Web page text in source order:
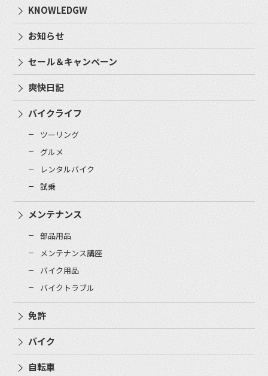
KNOWLEDGW
お知らせ
セール＆キャンペーン
爽快日記
バイクライフ
ツーリング
グルメ
レンタルバイク
試乗
メンテナンス
部品用品
メンテナンス講座
バイク用品
バイクトラブル
免許
バイク
自転車